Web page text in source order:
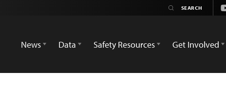
News
Data Safety Resources Get Involved